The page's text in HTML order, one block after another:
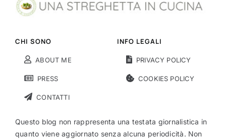
CHI SONO
ABOUT ME
PRESS
CONTATTI
INFO LEGALI
PRIVACY POLICY
COOKIES POLICY
Questo blog non rappresenta una testata giornalistica in
quanto viene aggiornato senza alcuna periodicità. Non